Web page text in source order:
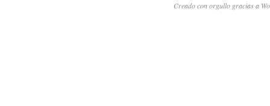
Creado con orgullo gracias a